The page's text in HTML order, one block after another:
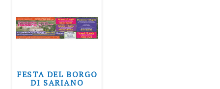
FESTA DEL BORGO
DI SARIANO